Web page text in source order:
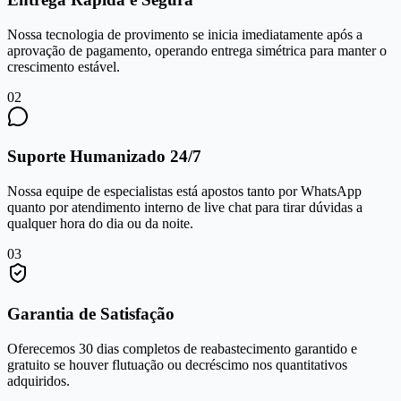
Nossa tecnologia de provimento se inicia imediatamente após a
aprovação de pagamento, operando entrega simétrica para manter o
crescimento estável.
02
Suporte Humanizado 24/7
Nossa equipe de especialistas está apostos tanto por WhatsApp
quanto por atendimento interno de live chat para tirar dúvidas a
qualquer hora do dia ou da noite.
03
Garantia de Satisfação
Oferecemos 30 dias completos de reabastecimento garantido e
gratuito se houver flutuação ou decréscimo nos quantitativos
adquiridos.